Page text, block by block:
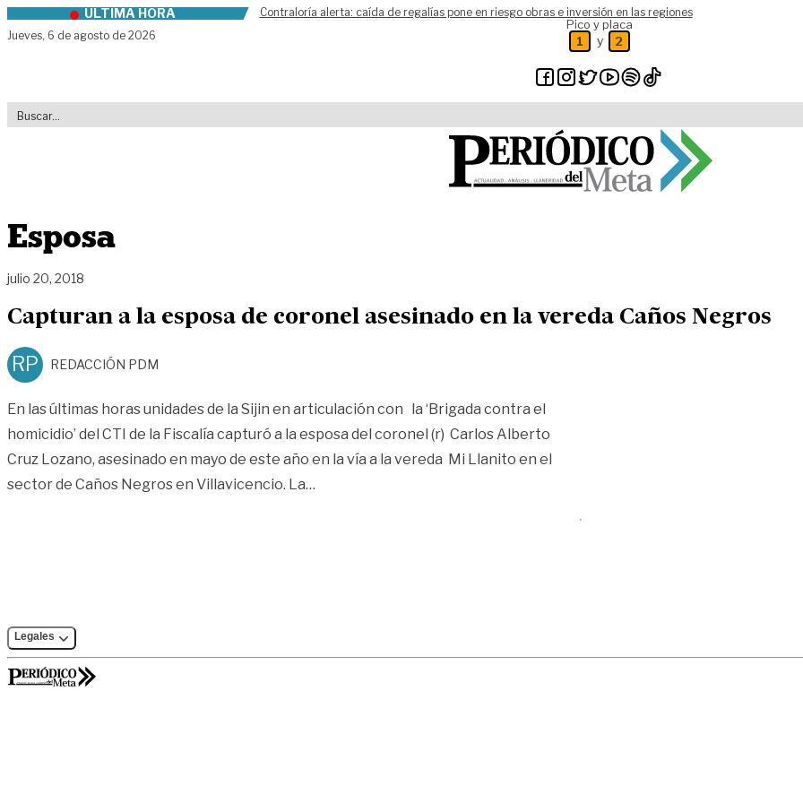
Skip to contentÚLTIMA HORA
Contraloría alerta: caída de regalías pone en riesgo obras e inversión en las regiones
Jueves, 6 de agosto de 2026
Pico y placa
1 y 2
Esposa
julio 20, 2018
Capturan a la esposa de coronel asesinado en la vereda Caños Negros
RP REDACCIÓN PDM
En las últimas horas unidades de la Sijin en articulación con la ‘Brigada contra el
homicidio’ del CTI de la Fiscalía capturó a la esposa del coronel (r) Carlos Alberto
Cruz Lozano, asesinado en mayo de este año en la vía a la vereda Mi Llanito en el
sector de Caños Negros en Villavicencio. La…
Legales